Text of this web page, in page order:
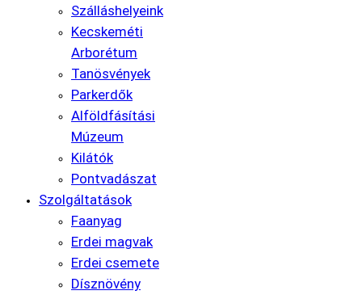
Szálláshelyeink
Kecskeméti
Arborétum
Tanösvények
Parkerdők
Alföldfásítási
Múzeum
Kilátók
Pontvadászat
Szolgáltatások
Faanyag
Erdei magvak
Erdei csemete
Dísznövény